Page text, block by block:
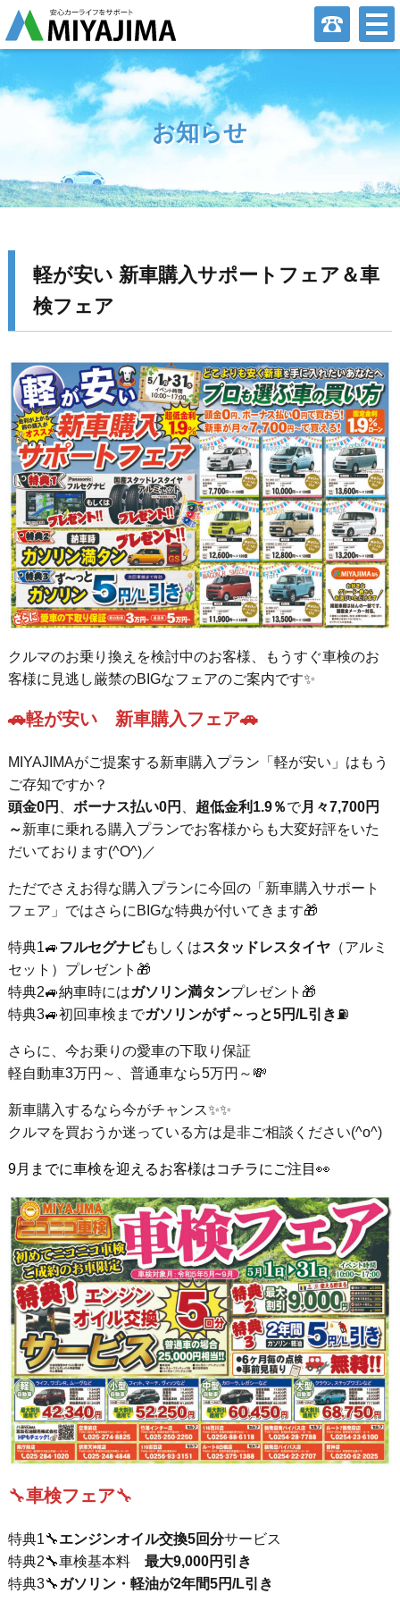
お知らせ
軽が安い 新車購入サポートフェア＆車
検フェア
クルマのお乗り換えを検討中のお客様、もうすぐ車検のお
客様に見逃し厳禁のBIGなフェアのご案内です✨
🚗軽が安い 新車購入フェア🚗
MIYAJIMAがご提案する新車購入プラン「軽が安い」はもう
ご存知ですか？
頭金0円 、 ボーナス払い0円 、 超低金利1.9％で月々7,700円
～新車に乗れる購入プランでお客様からも大変好評をいた
だいております(^O^)／
ただでさえお得な購入プランに今回の「新車購入サポート
フェア」ではさらにBIGな特典が付いてきます🎁
特典1🚙フルセグナビもしくはスタッドレスタイヤ（アルミ
セット）プレゼント🎁
特典2🚙納車時にはガソリン満タンプレゼント🎁
特典3🚙初回車検までガソリンがず～っと5円/L引き⛽
さらに、今お乗りの愛車の下取り保証
軽自動車3万円～、普通車なら5万円～💸
新車購入するなら今がチャンス✨✨
クルマを買おうか迷っている方は是非ご相談ください(^o^)
9月までに車検を迎えるお客様はコチラにご注目👀
🔧車検フェア🔧
特典1🔧エンジンオイル交換5回分サービス
特典2🔧車検基本料 最大9,000円引き
特典3🔧 ガソリン・軽油が2年間5円/L引き